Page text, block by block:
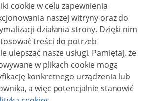
- bez utworów zależnych 4.0 (CC BY-
4.0), o ile nie jest to stwierdzone inaczej.
cookie w celu zapewnienia
naszej witryny oraz do
działania strony. Dzięki nim
treści do potrzeb
nasze usługi. Pamiętaj, że
w plikach cookie mogą
konkretnego urządzenia lub
a więc potencjalnie stanowić